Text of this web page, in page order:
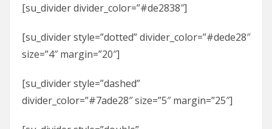
[su_divider divider_color=”#de2838″]
[su_divider style=”dotted” divider_color=”#dede28″
size=”4″ margin=”20″]
[su_divider style=”dashed”
divider_color=”#7ade28″ size=”5″ margin=”25″]